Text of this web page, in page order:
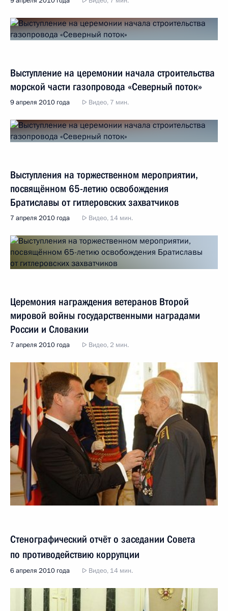
Выступление на церемонии начала строительства
морской части газопровода «Северный поток»
9 апреля 2010 года Видео, 7 мин.
Выступления на торжественном мероприятии,
посвящённом 65-летию освобождения
Братиславы от гитлеровских захватчиков
7 апреля 2010 года Видео, 14 мин.
Церемония награждения ветеранов Второй
мировой войны государственными наградами
России и Словакии
7 апреля 2010 года Видео, 2 мин.
Стенографический отчёт о заседании Совета
по противодействию коррупции
6 апреля 2010 года Видео, 14 мин.